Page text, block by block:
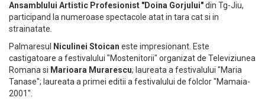
Ansamblului Artistic Profesionist "Doina Gorjului"din Tg-Jiu,
participand la numeroase spectacole atat in tara cat si in
strainatate.
Palmaresul
Niculinei Stoican este impresionant. Este
castigatoare a festivalului "Mostenitorii" organizat de Televiziunea
Romana si Marioara Murarescu; laureata a festivalului "Maria
Tanase"; laureata a primei editii a festivalului de folclor "Mamaia-
2001".